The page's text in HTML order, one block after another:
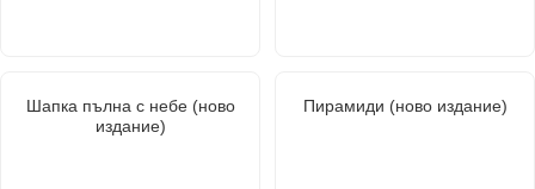
Шапка пълна с небе (ново
издание)
Пирамиди (ново издание)